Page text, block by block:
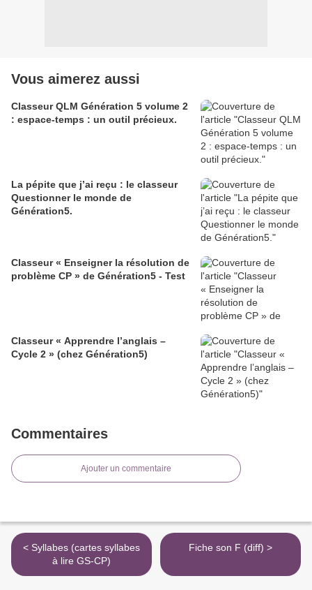
Vous aimerez aussi
Classeur QLM Génération 5 volume 2
: espace-temps : un outil précieux.
La pépite que j’ai reçu : le classeur
Questionner le monde de
Génération5.
Classeur « Enseigner la résolution de
problème CP » de Génération5 - Test
Classeur « Apprendre l’anglais –
Cycle 2 » (chez Génération5)
Commentaires
Ajouter un commentaire
< Syllabes (cartes syllabes
à lire GS-CP)
Fiche son F (diff) >